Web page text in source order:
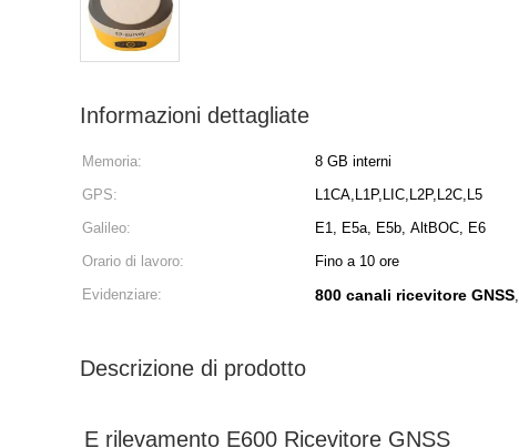
Informazioni dettagliate
Memoria: 8 GB interni
GPS:
L1CA,L1P,LIC,L2P,L2C,L5
Galileo:
E1, E5a, E5b, AltBOC, E6
Orario di lavoro:
Fino a 10 ore
Evidenziare:
800 canali ricevitore GNSS,
Descrizione di prodotto
E rilevamento E600 Ricevitore GNSS